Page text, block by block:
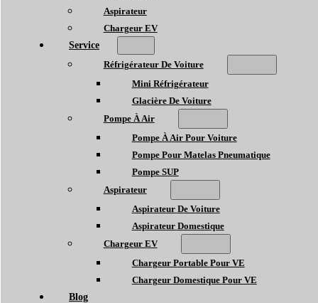
Aspirateur
Chargeur EV
Service
Réfrigérateur De Voiture
Mini Réfrigérateur
Glacière De Voiture
Pompe À Air
Pompe À Air Pour Voiture
Pompe Pour Matelas Pneumatique
Pompe SUP
Aspirateur
Aspirateur De Voiture
Aspirateur Domestique
Chargeur EV
Chargeur Portable Pour VE
Chargeur Domestique Pour VE
Blog